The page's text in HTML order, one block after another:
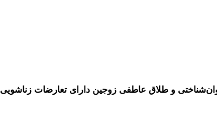
و طلاق عاطفی زوجین دارای تعارضات زناشویی